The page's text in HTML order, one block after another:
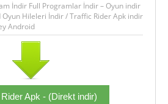
İndir Full Programlar İndir – Oyun indir
Oyun Hileleri İndir/Traffic Rider Apk indir
Android
Apk - (Direkt indir)